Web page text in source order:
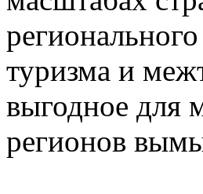
туризма и
выгодное для
регионов